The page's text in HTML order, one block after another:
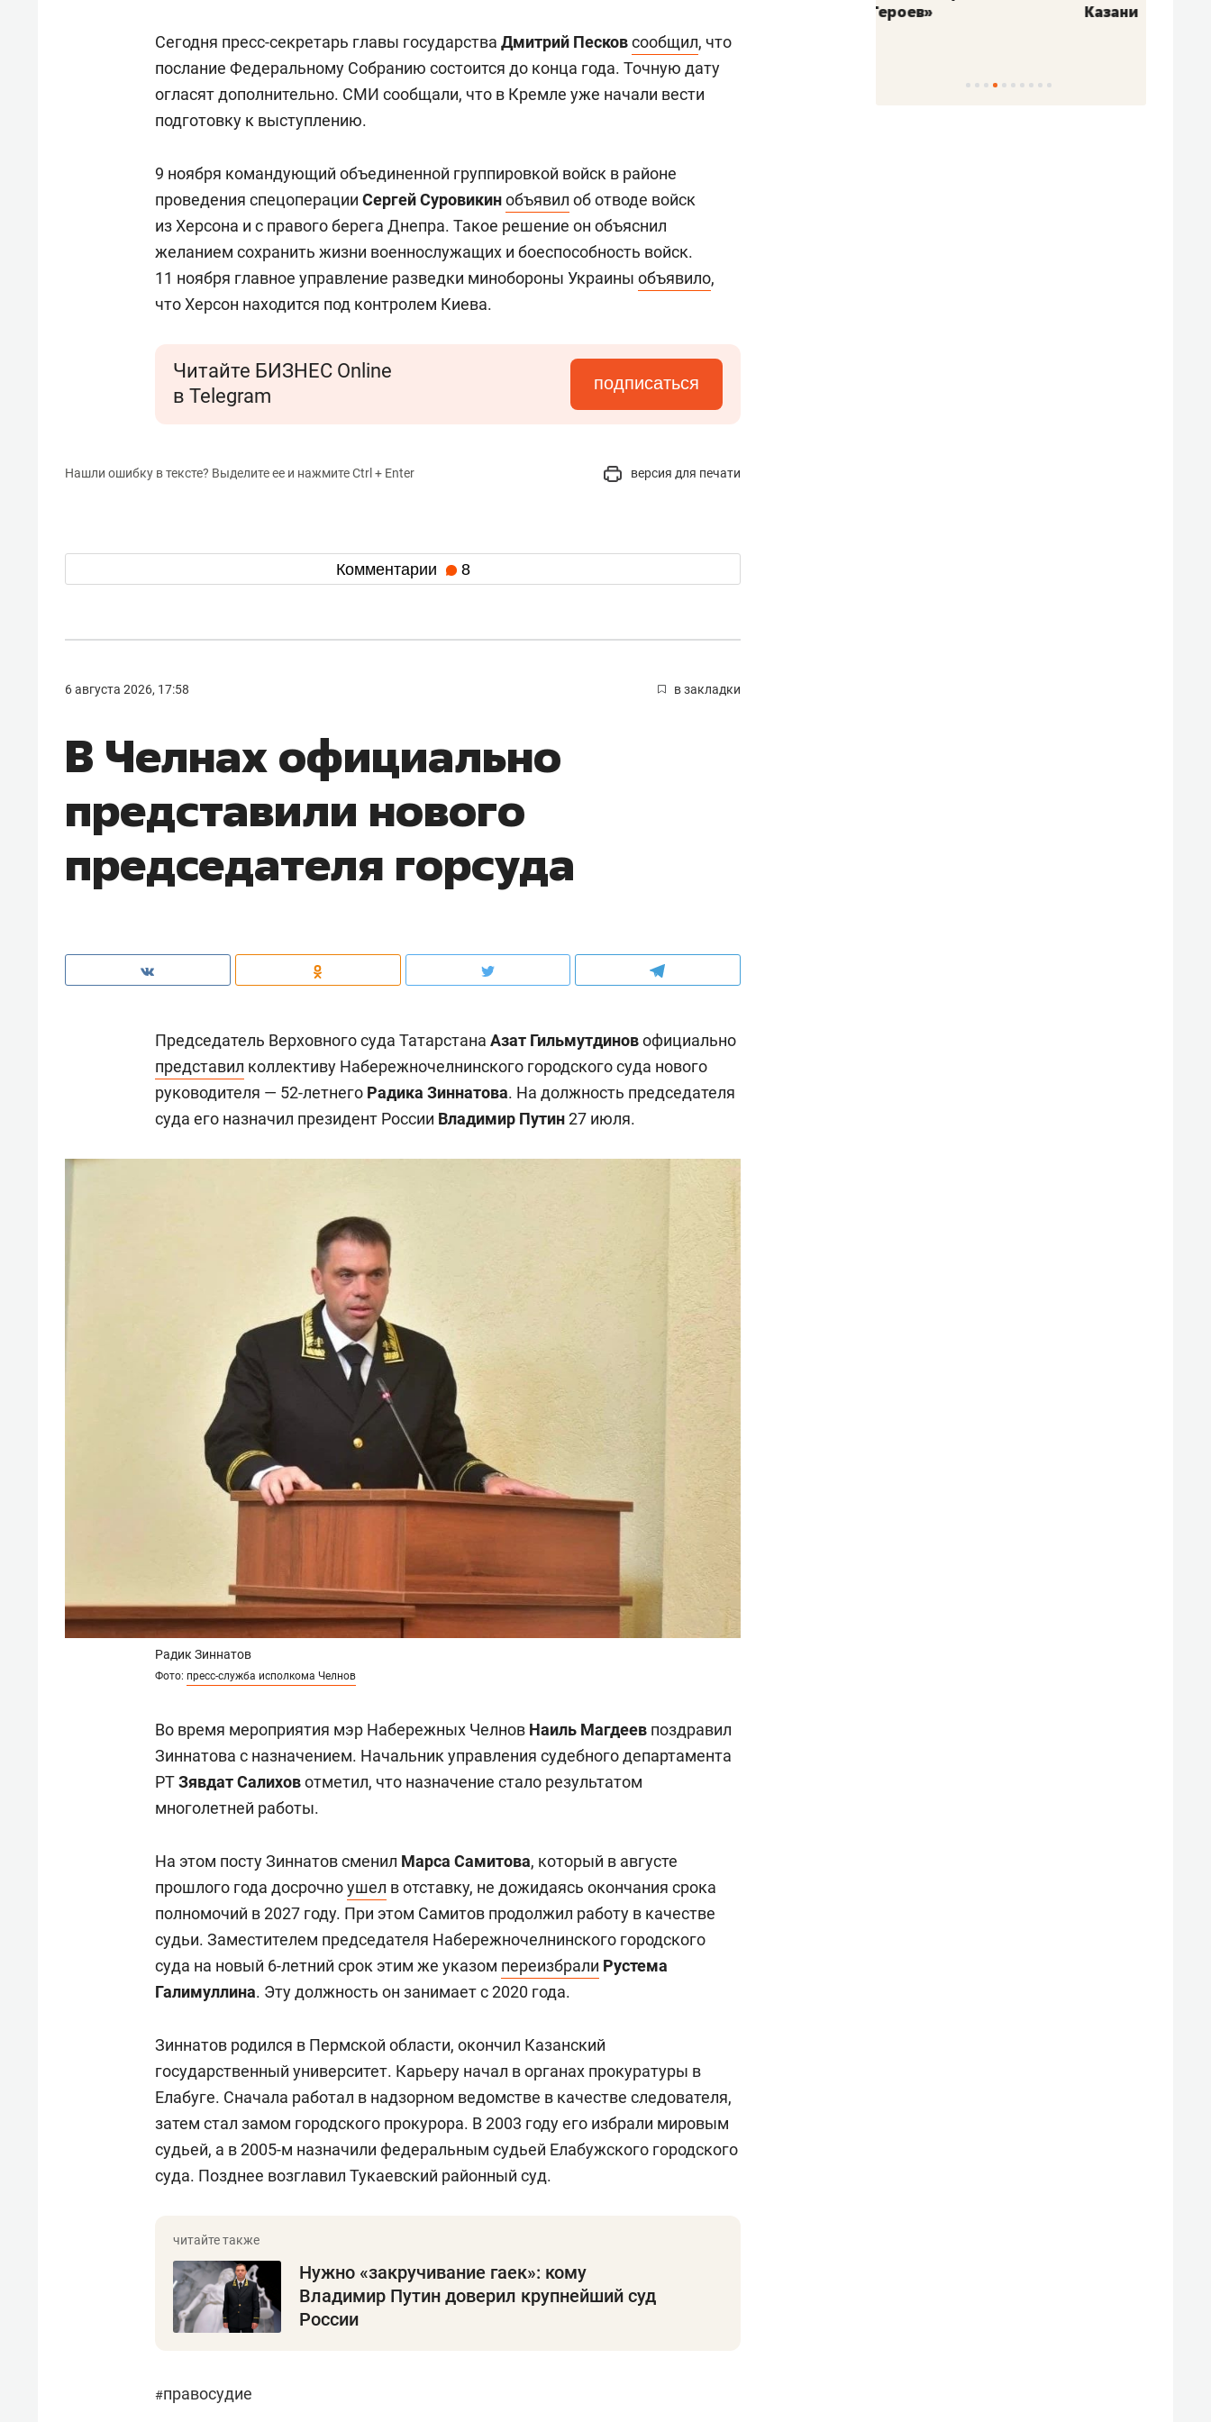
Сегодня пресс-секретарь главы государства Дмитрий Песковсообщил, что
послание Федеральному Собранию состоится до конца года. Точную дату
огласят дополнительно. СМИ сообщали, что в Кремле уже начали вести
подготовку к выступлению.
9 ноября командующий объединенной группировкой войск в районе
проведения спецоперации Сергей Суровикинобъявил об отводе войск
из Херсона и с правого берега Днепра. Такое решение он объяснил
желанием сохранить жизни военнослужащих и боеспособность войск.
11 ноября главное управление разведки минобороны Украины объявило,
что Херсон находится под контролем Киева.
Читайте БИЗНЕС Online
в Telegram
подписаться
Нашли ошибку в тексте? Выделите ее и нажмите Ctrl + Enter версия для печати
Комментарии 8
6 августа 2026, 17:58 в закладки
В Челнах официально
представили нового
председателя горсуда
Председатель Верховного суда Татарстана Азат Гильмутдиновофициально
представил коллективу Набережночелнинского городского суда нового
руководителя — 52-летнего Радика Зиннатова. На должность председателя
суда его назначил президент России Владимир Путин27 июля.
Радик Зиннатов
Фото: пресс-служба исполкома Челнов
Во время мероприятия мэр Набережных Челнов Наиль Магдеев поздравил
Зиннатова с назначением. Начальник управления судебного департамента
РТЗявдат Салиховотметил, что назначение стало результатом
многолетней работы.
На этом посту Зиннатов сменил Марса Самитова, который в августе
прошлого года досрочноушел в отставку, не дожидаясь окончания срока
полномочий в 2027 году. При этом Самитов продолжил работу в качестве
судьи. Заместителем председателя Набережночелнинского городского
суда на новый 6-летний срок этим же указом переизбрали Рустема
Галимуллина. Эту должность он занимает с 2020 года.
Зиннатов родился в Пермской области, окончил Казанский
государственный университет. Карьеру начал в органах прокуратуры в
Елабуге. Сначала работал в надзорном ведомстве в качестве следователя,
затем стал замом городского прокурора. В 2003 году его избрали мировым
судьей, а в 2005-м назначили федеральным судьей Елабужского городского
суда. Позднее возглавил Тукаевский районный суд.
Нужно «закручивание гаек»: кому
Владимир Путин доверил крупнейший суд
России
#правосудие
антихрупких команд
Казани